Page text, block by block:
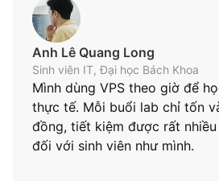
Anh Lê Quang Long
Sinh viên IT, Đại học Bách Khoa
Mình dùng VPS theo giờ để
thực tế. Mỗi buổi lab chỉ tốn
đồng, tiết kiệm được rất
đối với sinh viên như mình.